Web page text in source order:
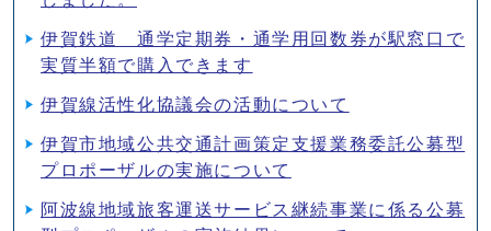
伊賀鉄道 通学定期券・通学用回数券が駅窓口で
実質半額で購入できます
伊賀線活性化協議会の活動について
伊賀市地域公共交通計画策定支援業務委託公募型
プロポーザルの実施について
阿波線地域旅客運送サービス継続事業に係る公募